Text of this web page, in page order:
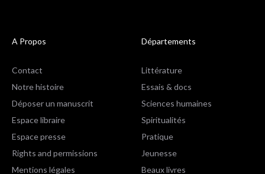
A Propos
Contact
Notre histoire
Déposer un manuscrit
Espace libraire
Espace presse
Rights and permissions
Mentions légales
Départements
Littérature
Essais & docs
Sciences humaines
Spiritualités
Pratique
Jeunesse
Beaux livres